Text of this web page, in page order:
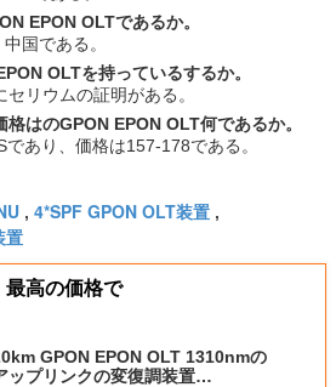
EPON OLTであるか。
国である。
OLTを持っているするか。
リウムの証明がある。
はのGPON EPON OLT何であるか。
あり、価格は157-178である。
, 4*SPF GPON OLT装置 ,
置
最高の価格で
GPON EPON OLT 1310nmの
ップリンクの変復調装置